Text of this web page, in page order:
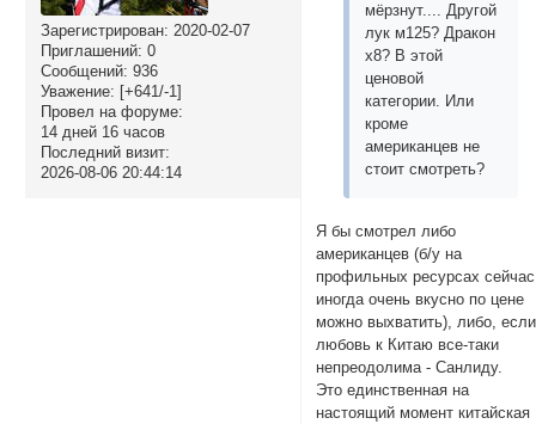
Зарегистрирован: 2020-02-07
Приглашений: 0
Сообщений: 936
Уважение: [+641/-1]
Провел на форуме:
14 дней 16 часов
Последний визит:
2026-08-06 20:44:14
мёрзнут.... Другой
лук м125? Дракон
х8? В этой
ценовой
категории. Или
кроме
американцев не
стоит смотреть?
Я бы смотрел либо
американцев (б/у на
профильных ресурсах сейчас
иногда очень вкусно по цене
можно выхватить), либо, если
любовь к Китаю все-таки
непреодолима - Санлиду.
Это единственная на
настоящий момент китайская